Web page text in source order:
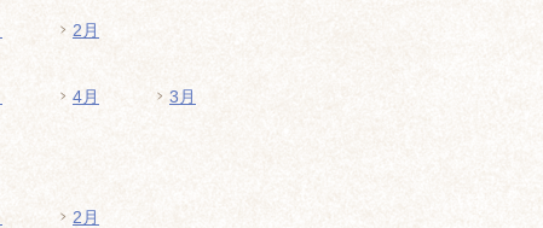
2月
4月 3月
2月